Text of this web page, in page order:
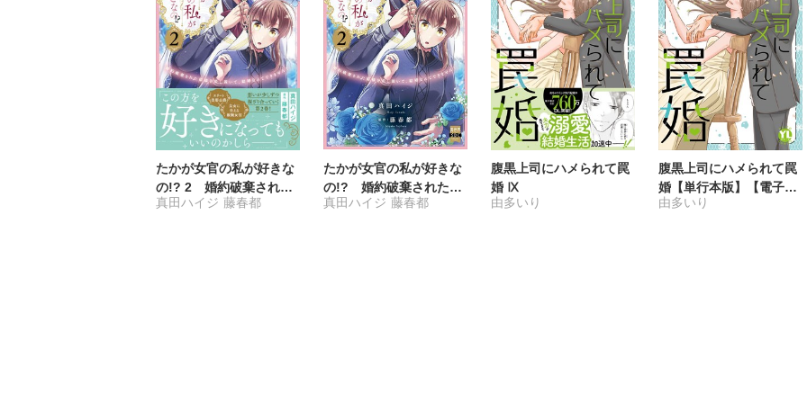
たかが女官の私が好きな
の!? 2 婚約破棄された
姫様を差し置いて、結婚
真田ハイジ 藤春都
たかが女官の私が好きな
の!? 婚約破棄された姫
様を差し置いて、結婚な
真田ハイジ 藤春都
腹黒上司にハメられて罠
婚 Ⅸ
由多いり
腹黒上司にハメられて罠
婚【単行本版】【電子書
店限定特典付き】9
由多いり